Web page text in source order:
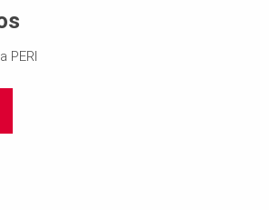
PERI